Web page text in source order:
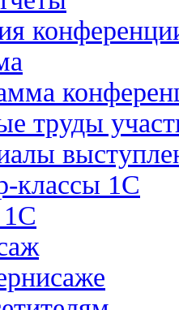
труды
классы 1С